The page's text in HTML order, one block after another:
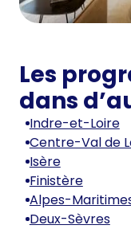
Les
dans
Indre-et-Loire
Centre-Val de
Isère
Finistère
Alpes-
Deux-Sèvres